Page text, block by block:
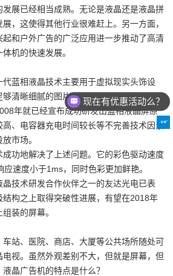
展已经相当成熟。无论是液晶还是液晶拼
，这使得其他行业很难赶上。另一方面，
和户外广告的广泛应用进一步推动了高清
机的快速发展。
蓝相液晶技术主要用于虚拟现实头饰设
够清晰细腻的图片。
年就已经宣布成功研发出蓝相液晶屏原
、电容器充电时间较长等不完善技术因素
市场。
功地解决了上述问题。它的彩色驱动速度
速度小于1ms，同时色彩更加鲜艳。
晶技术研发合作伙伴之一的友达光电已表
构之上取得突破性进展，有望在2018年
装的屏幕。
站、医院、商店、大厦等公共场所随处可
视。虽然外观差别不大，但就是屏幕，但
晶广告机的特点是什么？
现在有优惠活动么？